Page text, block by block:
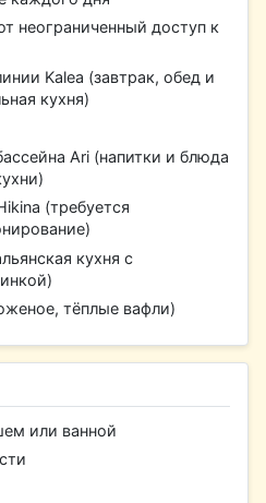
неограниченный доступ к
Kalea (завтрак, обед и
кухня)
Ari (напитки и блюда
(требуется
кухня с
тёплые вафли)
или ванной